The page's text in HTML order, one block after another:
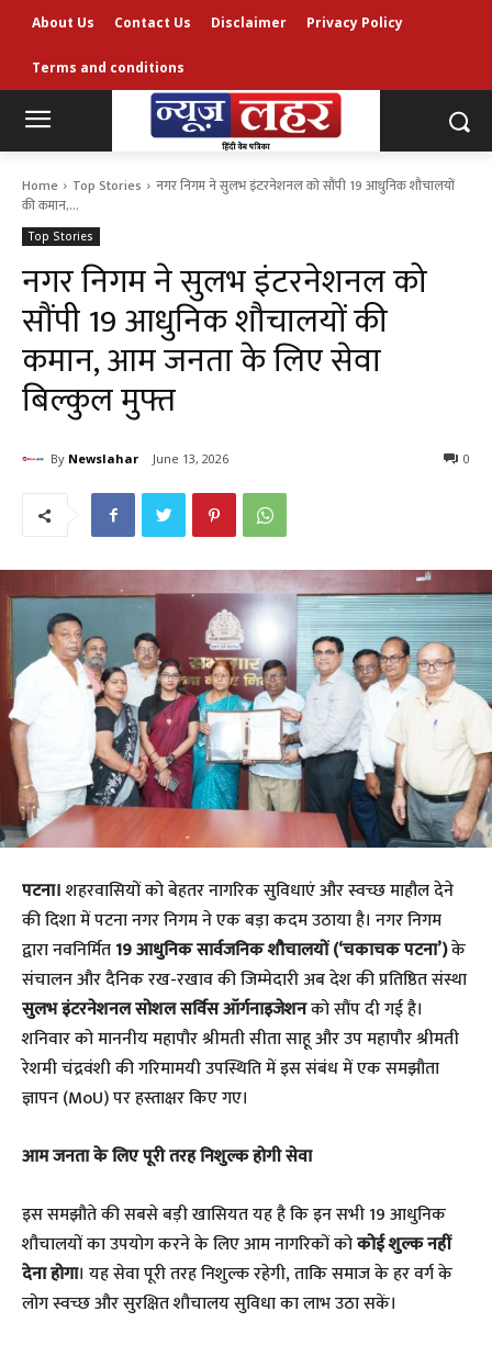
About Us Contact Us Disclaimer Privacy Policy
Terms and conditions
Home Top Stories
नगर निगम ने सुलभ इंटरनेशनल को सौंपी 19 आधुनिक शौचालयों
की कमान,...
Top Stories
नगर निगम ने सुलभ इंटरनेशनल को
सौंपी 19 आधुनिक शौचालयों की
कमान, आम जनता के लिए सेवा
बिल्कुल मुफ्त
By Newslahar June 13, 2026 0
पटना।शहरवासियों को बेहतर नागरिक सुविधाएं और स्वच्छ माहौल देने
की दिशा में पटना नगर निगम ने एक बड़ा कदम उठाया है। नगर निगम
द्वारा नवनिर्मित19 आधुनिक सार्वजनिक शौचालयों (‘चकाचक पटना’)के
संचालन और दैनिक रख-रखाव की जिम्मेदारी अब देश की प्रतिष्ठित संस्था
सुलभ इंटरनेशनल सोशल सर्विस ऑर्गनाइजेशनको सौंप दी गई है।
शनिवार को माननीय महापौर श्रीमती सीता साहू और उप महापौर श्रीमती
रेशमी चंद्रवंशी की गरिमामयी उपस्थिति में इस संबंध में एक समझौता
ज्ञापन (MoU) पर हस्ताक्षर किए गए।
​आम जनता के लिए पूरी तरह निशुल्क होगी सेवा
​इस समझौते की सबसे बड़ी खासियत यह है कि इन सभी 19 आधुनिक
शौचालयों का उपयोग करने के लिए आम नागरिकों कोकोई शुल्क नहीं
देना होगा। यह सेवा पूरी तरह निशुल्क रहेगी, ताकि समाज के हर वर्ग के
लोग स्वच्छ और सुरक्षित शौचालय सुविधा का लाभ उठा सकें।